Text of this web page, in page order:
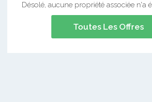
Désolé, aucune propriété associée n'a
Toutes Les Offres